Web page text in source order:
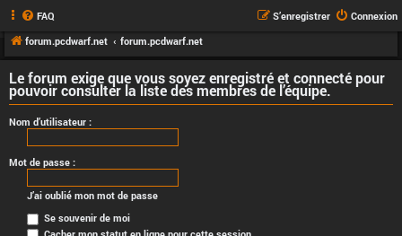
FAQ Connexion
S’enregistrer
forum.pcdwarf.net
forum.pcdwarf.net
Le forum exige que vous soyez enregistré et connecté pour
pouvoir consulter la liste des membres de l’équipe.
Nom d’utilisateur :
Mot de passe :
J’ai oublié mon mot de passe
Se souvenir de moi